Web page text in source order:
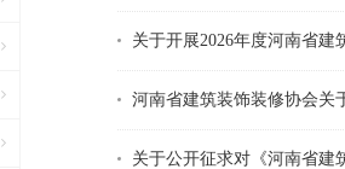
关于开展2026年度河南省
河南省建筑装饰装修协会关
关于公开征求对《河南省建